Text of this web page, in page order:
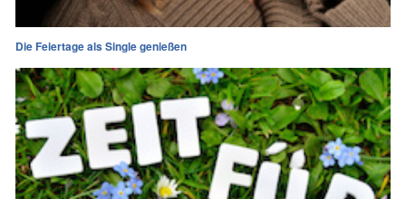
Die Feiertage als Single genießen